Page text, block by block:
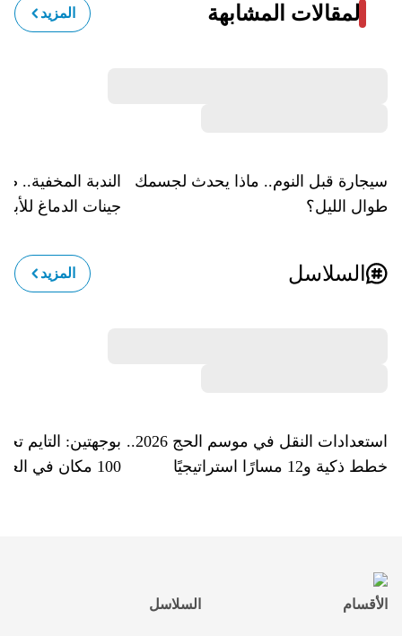
المقالات المشابهة المزيد
سيجارة قبل النوم.. ماذا يحدث لجسمك
طوال الليل؟
الندبة المخفية..
جينات الدماغ للأبد
السلاسل المزيد
استعدادات النقل في موسم الحج 2026..
خطط ذكية و12 مسارًا استراتيجيًا
بوجهتين: التايم
100 مكان في العالم
الأقسام السلاسل